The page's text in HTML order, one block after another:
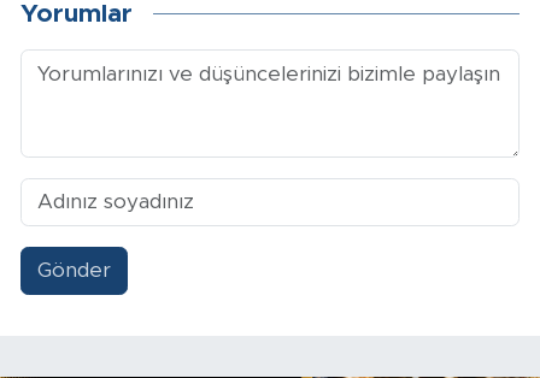
Yorumlar
Gönder